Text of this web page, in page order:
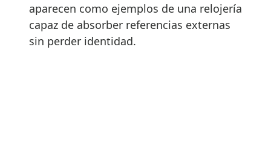
aparecen como ejemplos de una relojería
capaz de absorber referencias externas
sin perder identidad.